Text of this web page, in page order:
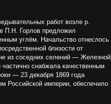
работ возле р.
П.Н. Горлов предложил
углём. Начальство отнеслось
близости от
из соседних селений — Железной
снабжала качественным
— 23 декабря 1869 года
Российской империи, обеспечило